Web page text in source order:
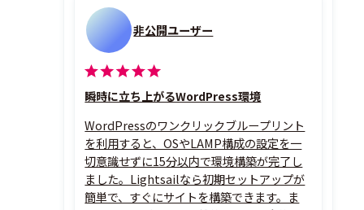
非公開ユーザー
瞬時に立ち上がるWordPress環境
WordPressのワンクリックブループリント
を利用すると、OSやLAMP構成の設定を一
切意識せずに15分以内で環境構築が完了し
ました。Lightsailなら初期セットアップが
簡単で、すぐにサイトを構築できます。ま